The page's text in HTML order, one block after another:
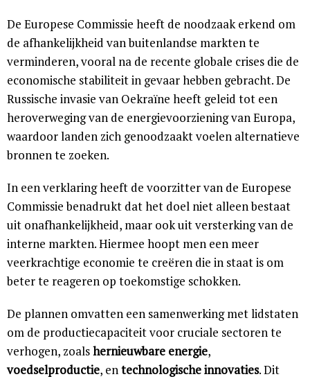
De Europese Commissie heeft de noodzaak erkend om
de afhankelijkheid van buitenlandse markten te
verminderen, vooral na de recente globale crises die de
economische stabiliteit in gevaar hebben gebracht. De
Russische invasie van Oekraïne heeft geleid tot een
heroverweging van de energievoorziening van Europa,
waardoor landen zich genoodzaakt voelen alternatieve
bronnen te zoeken.
In een verklaring heeft de voorzitter van de Europese
Commissie benadrukt dat het doel niet alleen bestaat
uit onafhankelijkheid, maar ook uit versterking van de
interne markten. Hiermee hoopt men een meer
veerkrachtige economie te creëren die in staat is om
beter te reageren op toekomstige schokken.
De plannen omvatten een samenwerking met lidstaten
om de productiecapaciteit voor cruciale sectoren te
verhogen, zoalshernieuwbare energie,
voedselproductie, entechnologische innovaties. Dit